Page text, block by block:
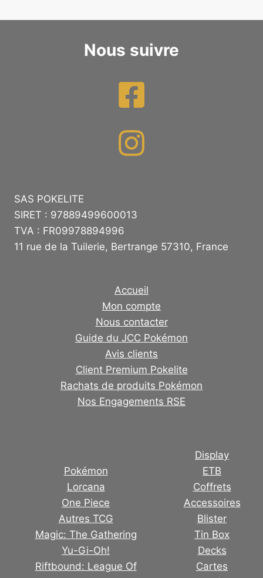
Nous suivre
SAS POKELITE
SIRET : 97889499600013
TVA : FR09978894996
11 rue de la Tuilerie, Bertrange 57310, France
Accueil
Mon compte
Nous contacter
Guide du JCC Pokémon
Avis clients
Client Premium Pokelite
Rachats de produits Pokémon
Nos Engagements RSE
Pokémon
Lorcana
One Piece
Autres TCG
Magic: The Gathering
Yu-Gi-Oh!
Riftbound: League Of
Display
ETB
Coffrets
Accessoires
Blister
Tin Box
Decks
Cartes